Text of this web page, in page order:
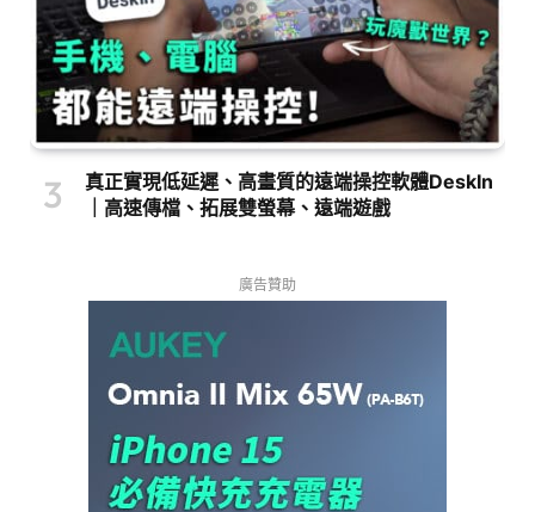
真正實現低延遲、高畫質的遠端操控軟體DeskIn
｜高速傳檔、拓展雙螢幕、遠端遊戲
廣告贊助